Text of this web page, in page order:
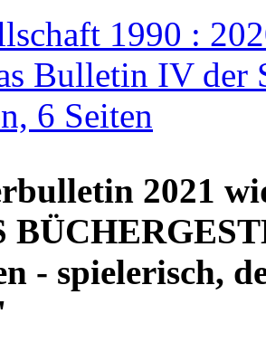
1990 :
Bulletin IV der
6 Seiten
2021
- spielerisch,